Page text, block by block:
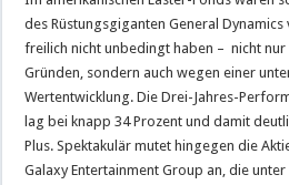
des Rüstungsgiganten General Dynamics
freilich nicht unbedingt haben – nicht nur
Gründen, sondern auch wegen einer
Wertentwicklung. Die Drei-Jahres-
lag bei knapp 34 Prozent und damit
Plus. Spektakulär mutet hingegen die
Galaxy Entertainment Group an, die